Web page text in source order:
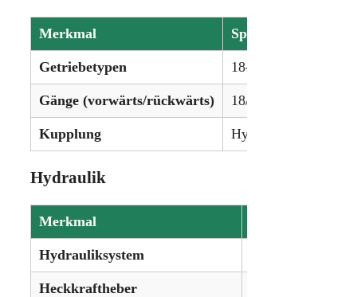
Merkmal Spezifikation
Getriebetypen 18-Gang
Gänge (vorwärts/rückwärts) 18/6, 19/6 oder
Kupplung Hydraulische
Hydraulik
Merkmal
Hydrauliksystem
Heckkraftheber